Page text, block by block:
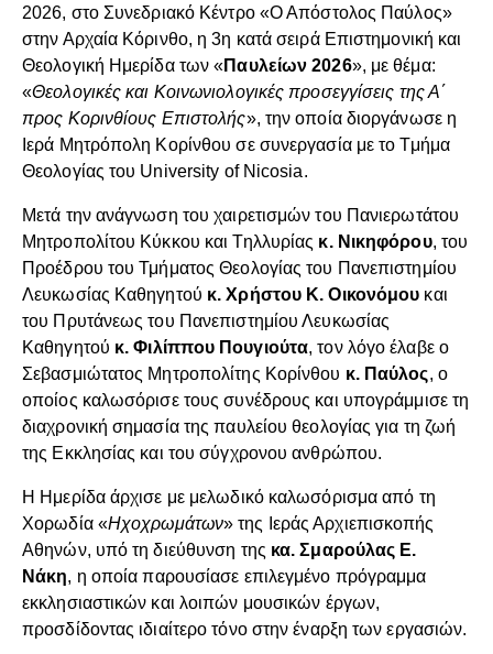
2026, στο Συνεδριακό Κέντρο «Ο Απόστολος Παύλος»
στην Αρχαία Κόρινθο, η 3η κατά σειρά Επιστημονική και
Θεολογική Ημερίδα των «Παυλείων 2026», με θέμα:
«Θεολογικές και Κοινωνιολογικές προσεγγίσεις της Α΄
προς Κορινθίους Επιστολής», την οποία διοργάνωσε η
Ιερά Μητρόπολη Κορίνθου σε συνεργασία με το Τμήμα
Θεολογίας του University of Nicosia.
Μετά την ανάγνωση του χαιρετισμών του Πανιερωτάτου
Μητροπολίτου Κύκκου και Τηλλυρίας κ. Νικηφόρου, του
Προέδρου του Τμήματος Θεολογίας του Πανεπιστημίου
Λευκωσίας Καθηγητού κ. Χρήστου Κ. Οικονόμου και
του Πρυτάνεως του Πανεπιστημίου Λευκωσίας
Καθηγητού κ. Φιλίππου Πουγιούτα, τον λόγο έλαβε ο
Σεβασμιώτατος Μητροπολίτης Κορίνθου κ. Παύλος, ο
οποίος καλωσόρισε τους συνέδρους και υπογράμμισε τη
διαχρονική σημασία της παυλείου θεολογίας για τη ζωή
της Εκκλησίας και του σύγχρονου ανθρώπου.
Η Ημερίδα άρχισε με μελωδικό καλωσόρισμα από τη
Χορωδία «Ηχοχρωμάτων» της Ιεράς Αρχιεπισκοπής
Αθηνών, υπό τη διεύθυνση της κα. Σμαρούλας Ε.
Νάκη, η οποία παρουσίασε επιλεγμένο πρόγραμμα
εκκλησιαστικών και λοιπών μουσικών έργων,
προσδίδοντας ιδιαίτερο τόνο στην έναρξη των εργασιών.